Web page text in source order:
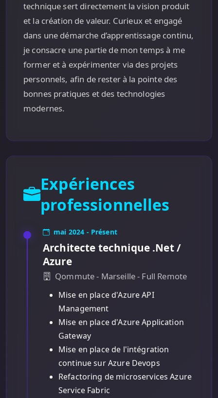
technique sert directement la vision produit
et la création de valeur. Curieux et engagé
dans une démarche d’apprentissage continu,
je consacre une partie de mon temps à me
former et à expérimenter via des projets
personnels, afin de rester à la pointe des
bonnes pratiques et des technologies
modernes.
Expériences
professionnelles
mai 2024 - Présent
Architecte technique .Net /
Azure
Qommute - Marseille - Full Remote
Mise en place d'Azure API
Management
Mise en place d'Azure Application
Gateway
Mise en place de l'intégration
continue sur Azure Devops
Refactoring de microservices Azure
Service Fabric